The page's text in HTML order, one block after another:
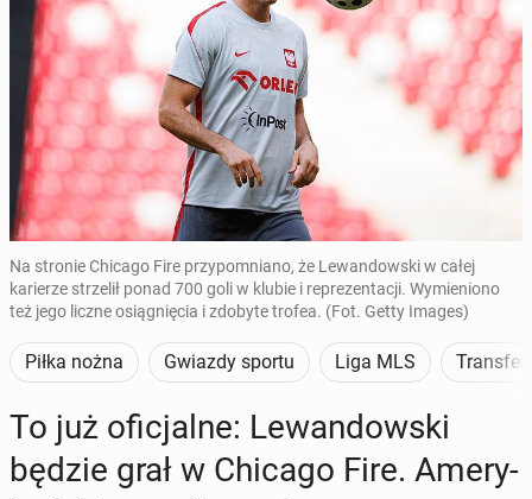
Na stronie Chicago Fire przypomniano, że Lewandowski w całej
karierze strzelił ponad 700 goli w klubie i reprezentacji. Wymieniono
też jego liczne osiągnięcia i zdobyte trofea. (Fot. Getty Images)
Piłka nożna Gwiazdy sportu Liga MLS
To już ofi­cjal­ne: Le­wan­dow­ski
będzie grał w Chicago Fire. Ame­ry­